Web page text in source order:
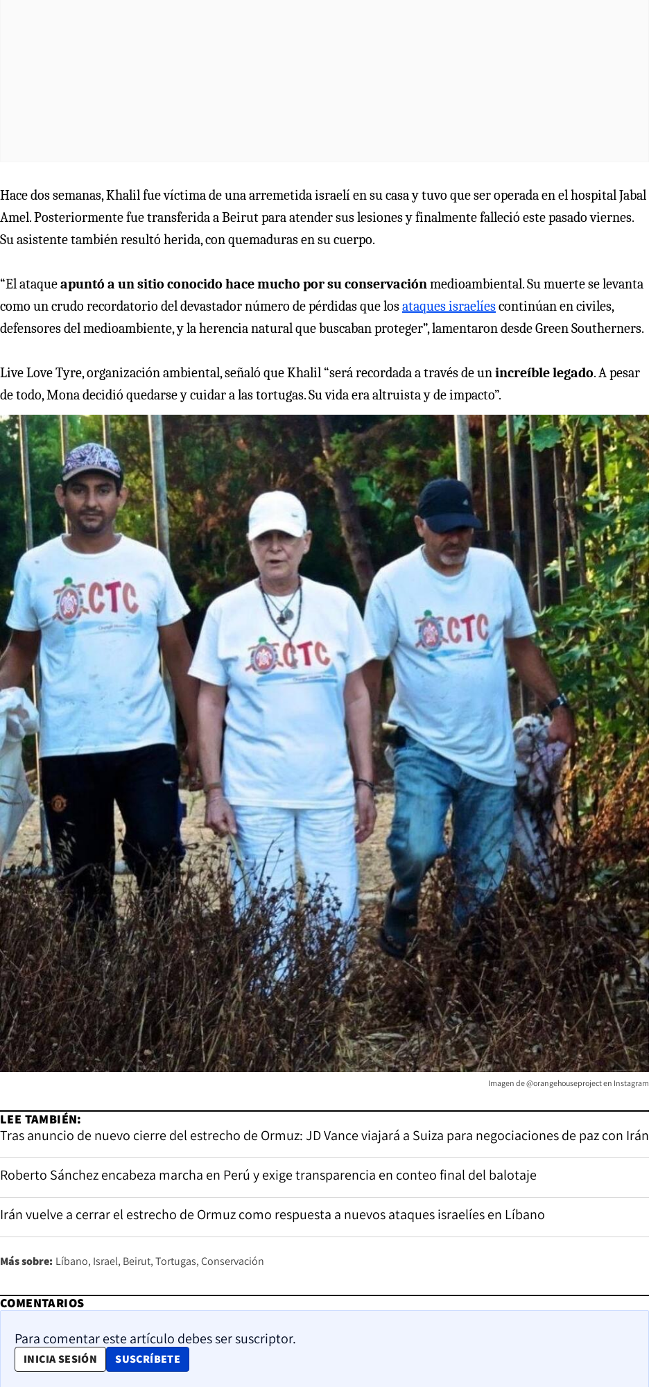
Hace dos semanas, Khalil fue víctima de una arremetida israelí en su casa y tuvo que ser operada en el hospital Jabal
Amel. Posteriormente fue transferida a Beirut para atender sus lesiones y finalmente falleció este pasado viernes.
Su asistente también resultó herida, con quemaduras en su cuerpo.
“El ataqueapuntó a un sitio conocido hace mucho por su conservaciónmedioambiental. Su muerte se levanta
como un crudo recordatorio del devastador número de pérdidas que losataques israelíescontinúan en civiles,
defensores del medioambiente, y la herencia natural que buscaban proteger”, lamentaron desde Green Southerners.
Live Love Tyre, organización ambiental, señaló que Khalil “será recordada a través de unincreíble legado. A pesar
de todo, Mona decidió quedarse y cuidar a las tortugas. Su vida era altruista y de impacto”.
Imagen de @orangehouseproject en Instagram
LEE TAMBIÉN:
Tras anuncio de nuevo cierre del estrecho de Ormuz: JD Vance viajará a Suiza para negociaciones de paz con Irán
Roberto Sánchez encabeza marcha en Perú y exige transparencia en conteo final del balotaje
Irán vuelve a cerrar el estrecho de Ormuz como respuesta a nuevos ataques israelíes en Líbano
Más sobre: Líbano Israel Beirut Tortugas Conservación
COMENTARIOS
Para comentar este artículo debes ser suscriptor.
INICIA SESIÓN SUSCRÍBETE
OPENS IN NEW WINDOW